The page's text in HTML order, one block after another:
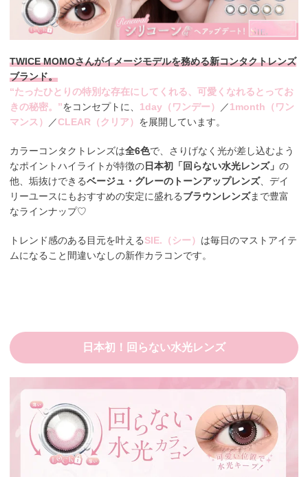
TWICE MOMOさんがイメージモデルを務める新コンタクトレンズ
ブランド。
“たったひとりの特別な存在にしてくれる、可愛くなれるとってお
きの秘密。”をコンセプトに、 1day（ワンデー） ／1month（ワン
マンス）
／CLEAR（クリア） を展開しています。
カラーコンタクトレンズは全6色で、さりげなく光が差し込むよう
なポイントハイライトが特徴の日本初「回らない水光レンズ」の
他、垢抜けできるベージュ・グレーのトーンアップレンズ、デイ
リーユースにもおすすめの安定に盛れるブラウンレンズまで豊富
なラインナップ♡
トレンド感のある目元を叶えるSIE.（シー） は毎日のマストアイテ
ムになること間違いなしの新作カラコンです。
日本初！回らない水光レンズ